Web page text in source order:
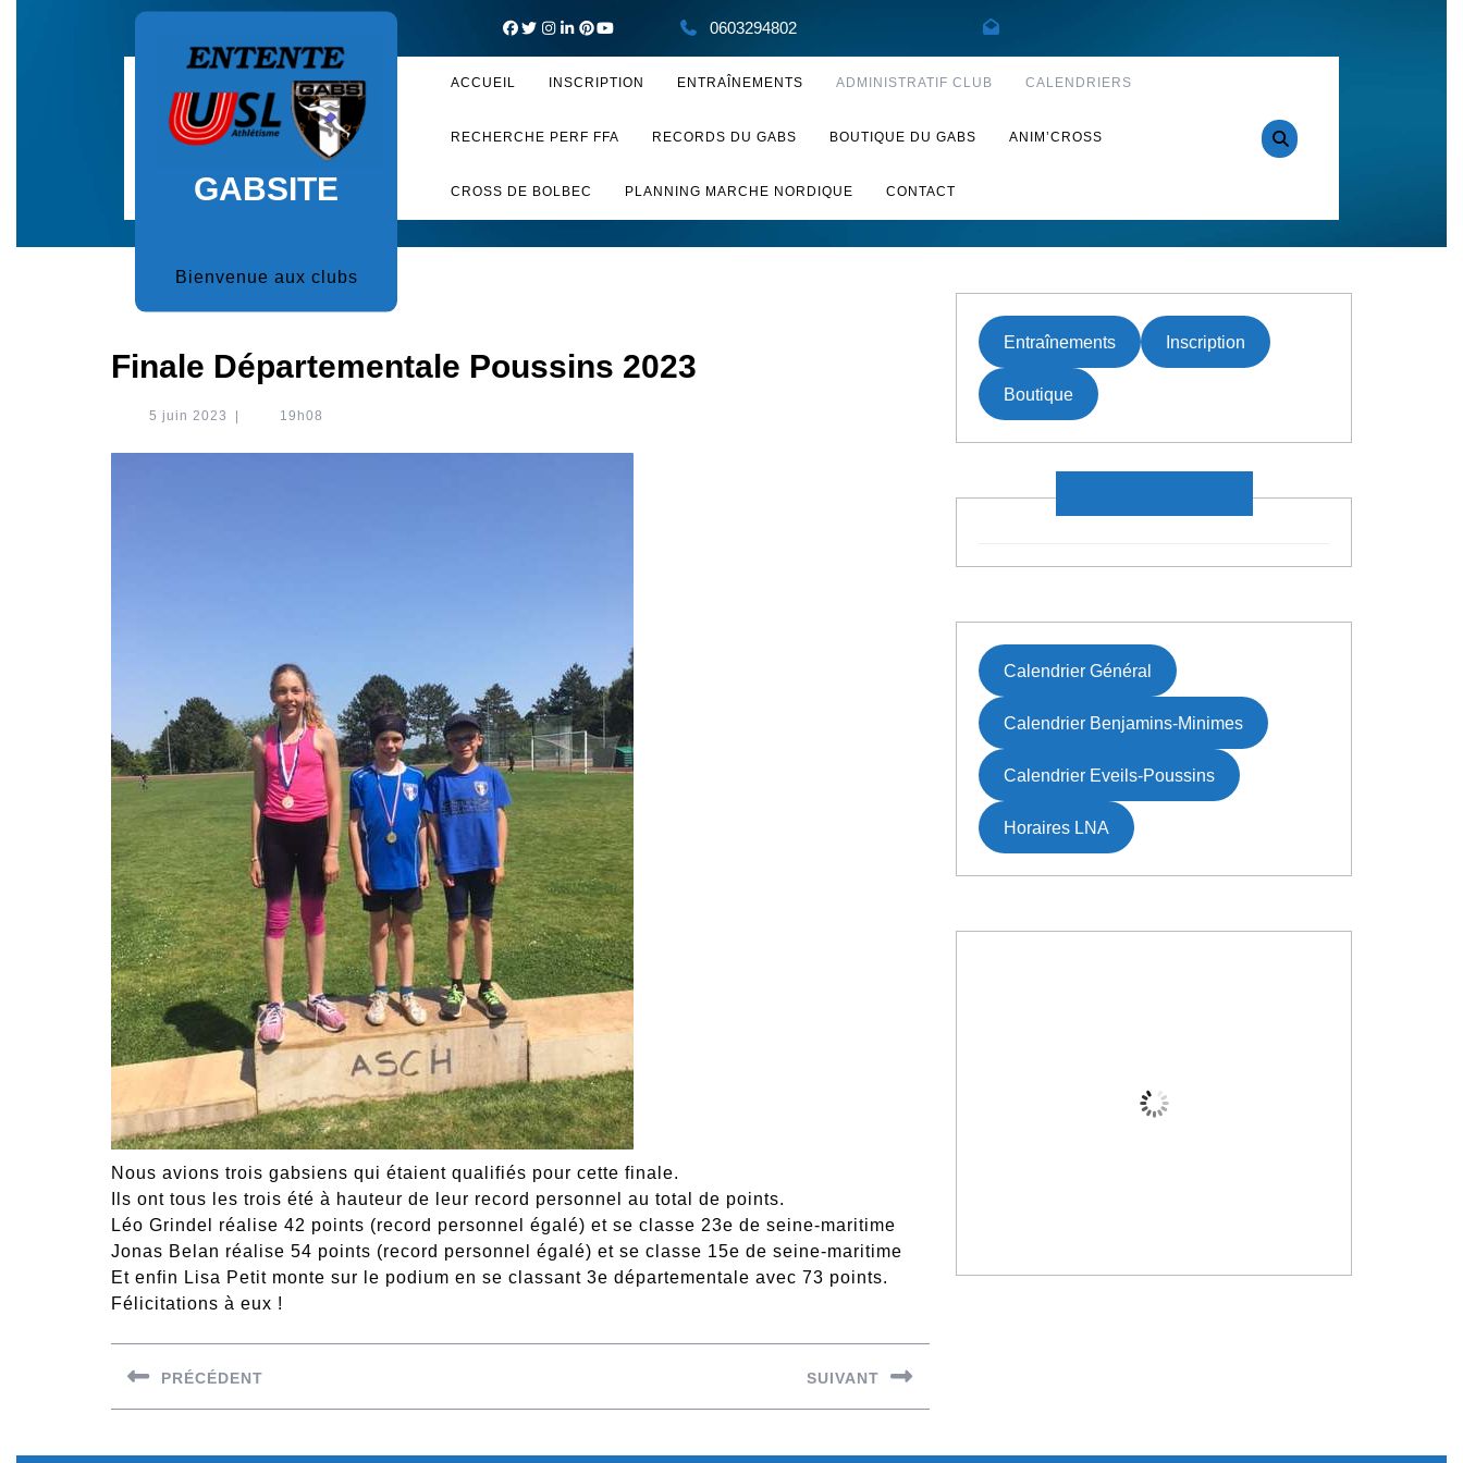
0603294802
GABSITE
Bienvenue aux clubs
ACCUEIL INSCRIPTION ENTRAÎNEMENTS ADMINISTRATIF CLUB CALENDRIERS
RECHERCHE PERF FFA RECORDS DU GABS BOUTIQUE DU GABS ANIM’CROSS
CROSS DE BOLBEC PLANNING MARCHE NORDIQUE CONTACT
Finale Départementale Poussins 2023
5 juin 2023
2023
19h08
Nous avions trois gabsiens qui étaient qualifiés pour cette finale.
Ils ont tous les trois été à hauteur de leur record personnel au total de points.
Léo Grindel réalise 42 points (record personnel égalé) et se classe 23e de seine-maritime
Jonas Belan réalise 54 points (record personnel égalé) et se classe 15e de seine-maritime
Et enfin Lisa Petit monte sur le podium en se classant 3e départementale avec 73 points.
Félicitations à eux !
Navigation
de
PRÉCÉDENT
post:
SUIVANT
post:
Entraînements Inscription
Boutique
Calendrier Général
Calendrier Benjamins-Minimes
Calendrier Eveils-Poussins
Horaires LNA